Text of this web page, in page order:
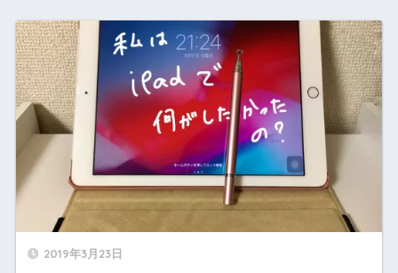
2019年3月23日